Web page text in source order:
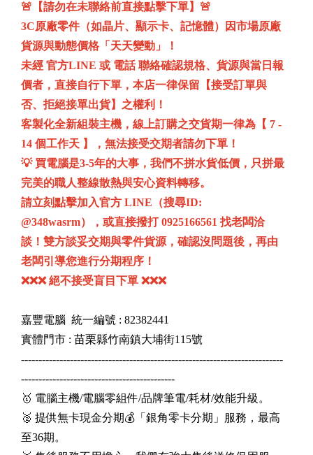
🚨【請勿在未聯絡前直接點擊下單】🚨
3C原廠零件（如晶片、顯示卡、記憶體）因市場原廠
貨源與動態價格「天天變動」！
未經 官方LINE 或 電話 聯絡確認規格、貨源與當日報
價者，直接自行下單，本店一律保留【接受訂單與
否、拒絕接單出貨】之權利！
客製化全新組裝主機，線上訂購之交貨期一律為【 7 -
14 個工作天 】，無法接受交期者請勿下單！
💡 買電腦是3-5年的大事，我們不拼水貨低價，只拼最
完美的職人整線散熱與安心資料轉移。
請立刻點擊加入官方 LINE（搜尋ID:
@348wasrm），或直接撥打 0925166561 找老闆洽
談！雙方談妥交期與零件貨源，確認沒問題後，再由
老闆引導您進行分期程序！
❌❌❌ 絕不接受盲目下單 ❌❌❌
嘉豐電腦 統一編號 : 82382441
實體門市 : 苗栗縣竹南鎮大埔街115號
---------------------------------------------------------------------------
--------------------------------------------
🥇 電腦主機/電腦零組件/品牌筆電/耗材/效能升級。
🥈 提供無卡現金分期💰「銀角零卡分期」服務，最高
至36期。